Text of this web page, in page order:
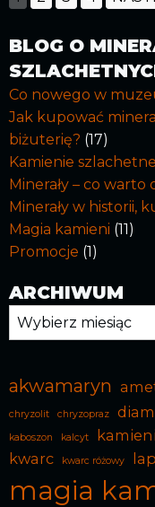
BLOG O
Co nowego w
Jak kupować
biżuterię? (17)
Kamienie
Minerały – co warto
Minerały w historii,
Magia kamieni (11)
Promocje (1)
ARCHIWUM
Archiwum
akwamaryn
chryzolit chryzopraz
kaboszon
kalcyt
kwarc kwarc różowy
magia